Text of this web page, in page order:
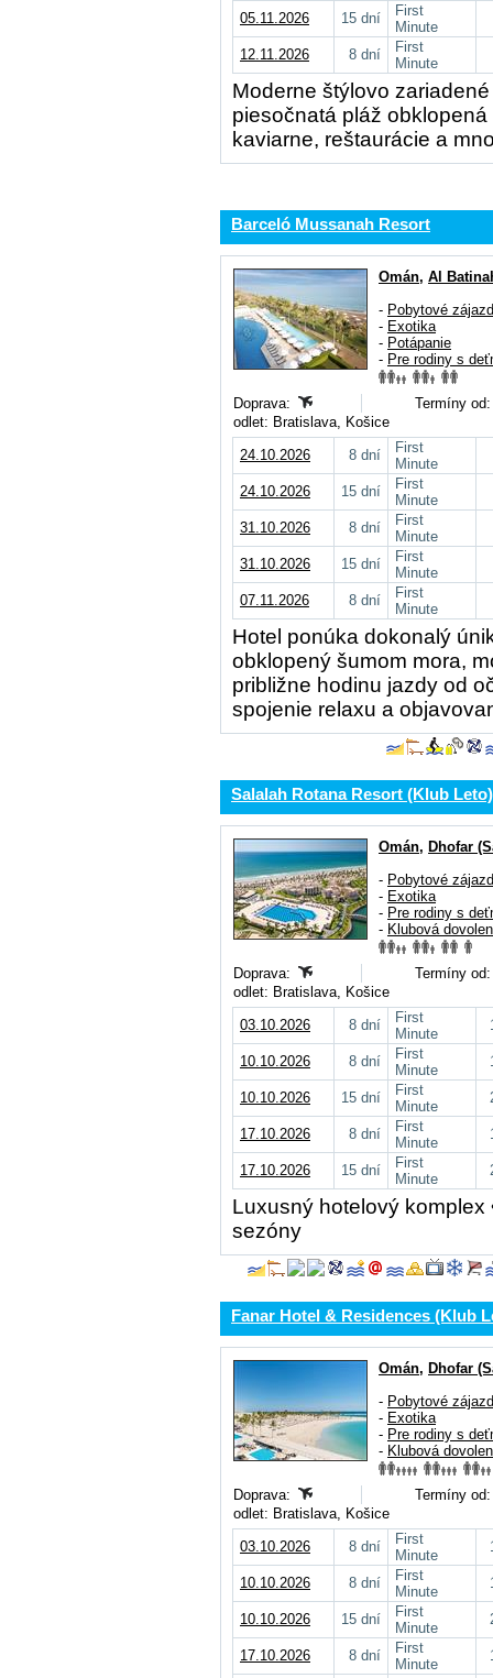
05.11.2026
15 dní
First
Minute
12.11.2026
8 dní
First
Minute
Moderne štýlovo
piesočnatá pláž
kaviarne, reštaurácie a
Barceló Mussanah Resort
Omán, Al
- Pobytové
- Exotika
- Potápanie
- Pre rodiny s
Doprava:
Termíny
odlet: Bratislava, Košice
24.10.2026
8 dní
First
Minute
24.10.2026
15 dní
First
Minute
31.10.2026
8 dní
First
Minute
31.10.2026
15 dní
First
Minute
07.11.2026
8 dní
First
Minute
Hotel ponúka dokonalý
obklopený šumom mora,
približne hodinu jazdy od
spojenie relaxu a
Salalah Rotana Resort (Klub Leto)
Omán, Dhofar
- Pobytové
- Exotika
- Pre rodiny s
- Klubová
Doprava:
Termíny
odlet: Bratislava, Košice
03.10.2026
8 dní
First
Minute
10.10.2026 8 dní
First
Minute
10.10.2026 15 dní
First
Minute
17.10.2026 8 dní
First
Minute
17.10.2026 15 dní
First
Minute
Luxusný hotelový komplex
sezóny
Fanar Hotel & Residences (Klub
Omán, Dhofar
- Pobytové
- Exotika
- Pre rodiny s
- Klubová
Doprava:
Termíny
odlet: Bratislava, Košice
03.10.2026
8 dní
First
Minute
10.10.2026 8 dní
First
Minute
10.10.2026 15 dní
First
Minute
17.10.2026 8 dní
First
Minute